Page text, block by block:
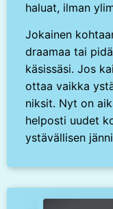
haluat, ilman
Jokainen
draamaa tai
käsissäsi. Jos
ottaa vaikka
niksit. Nyt on
helposti uudet
ystävällisen